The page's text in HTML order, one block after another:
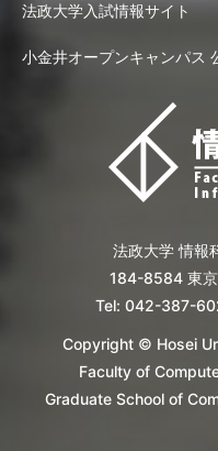
法政大学入試情報サイト
小金井オープンキャンパス
法政大学 情報
184-8584 東
Tel: 042-387-
Copyright © Hosei
Faculty of
Graduate School of